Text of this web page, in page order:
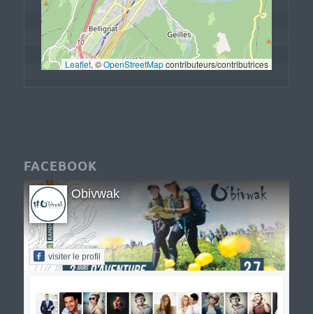
Leaflet, © OpenStreetMap contributeurs/contributrices
FACEBOOK
Obivwak
visiter le profil